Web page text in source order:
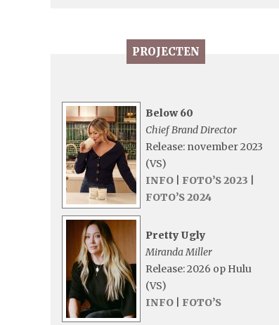
PROJECTEN
Below 60
Chief Brand Director
Release: november 2023
(VS)
INFO
FOTO’S 2023
FOTO’S 2024
Pretty Ugly
Miranda Miller
Release: 2026 op Hulu
(VS)
INFO
FOTO’S